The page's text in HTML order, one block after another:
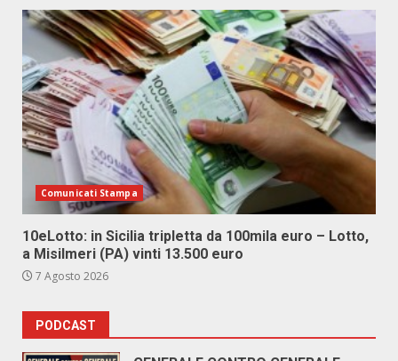
Comunicati Stampa
10eLotto: in Sicilia tripletta da 100mila euro – Lotto,
a Misilmeri (PA) vinti 13.500 euro
7 Agosto 2026
PODCAST